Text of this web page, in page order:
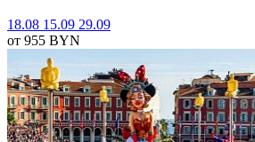
18.08 15.09 29.09
от 955 BYN